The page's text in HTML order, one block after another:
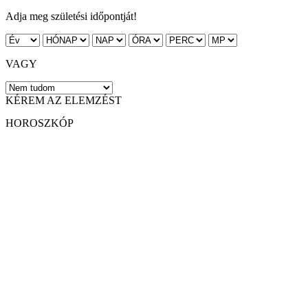
Adja meg születési időpontját!
VAGY
KÉREM AZ ELEMZÉST
HOROSZKÓP